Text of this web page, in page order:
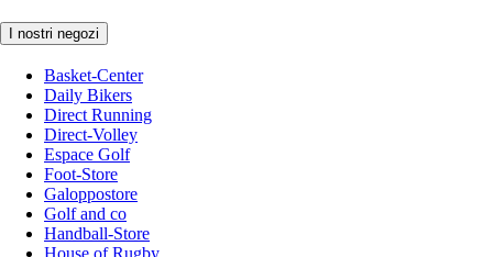
I nostri negozi
Basket-Center
Daily Bikers
Direct Running
Direct-Volley
Espace Golf
Foot-Store
Galoppostore
Golf and co
Handball-Store
House of Rugby